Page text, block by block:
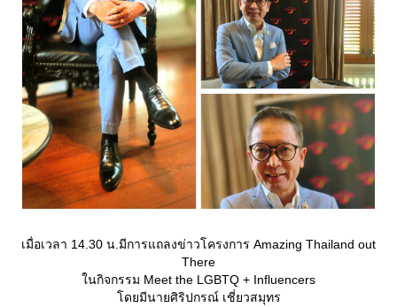
เมื่อเวลา 14.30 น.มีการแถลงข่าวโครงการ Amazing Thailand out
There
นกิจกรรม Meet the LGBTQ + Influencers
ดยมีนายศิริปกรณ์ เชี่ยวสมุทร